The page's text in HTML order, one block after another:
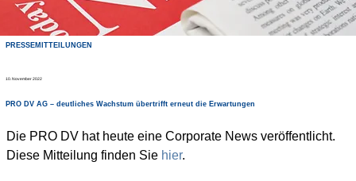
PRESSEMITTEILUNGEN
10. November 2022
PRO DV AG – deutliches Wachstum übertrifft erneut die Erwartungen
Die PRO DV hat heute eine Corporate News veröffentlicht.
Diese Mitteilung finden Sie hier.